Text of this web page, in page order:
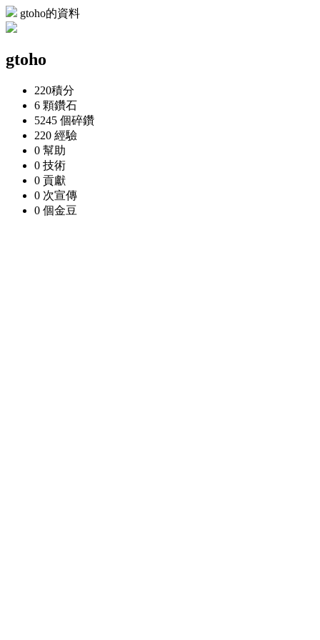
gtoho的資料
gtoho
220積分
6 顆鑽石
5245 個碎鑽
220 經驗
0 幫助
0 技術
0 貢獻
0 次宣傳
0 個金豆